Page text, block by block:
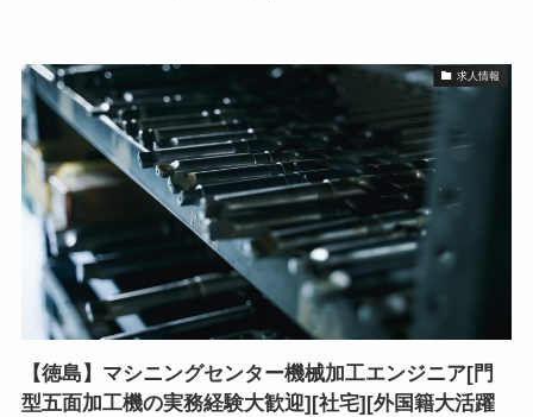
求人情報
【徳島】マシニングセンター機械加工エンジニア[門
型五面加工機の実務経験大歓迎][社宅][外国籍大活躍